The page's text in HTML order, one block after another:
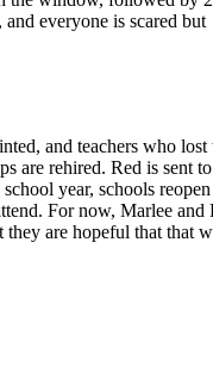
everyone is scared but
and teachers who lost
are rehired. Red is sent
year, schools reopen
For now, Marlee and
are hopeful that that